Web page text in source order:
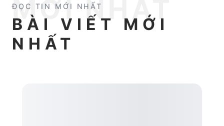
MỚI NHẤT
ĐỌC TIN MỚI NHẤT
BÀI VIẾT MỚI
NHẤT